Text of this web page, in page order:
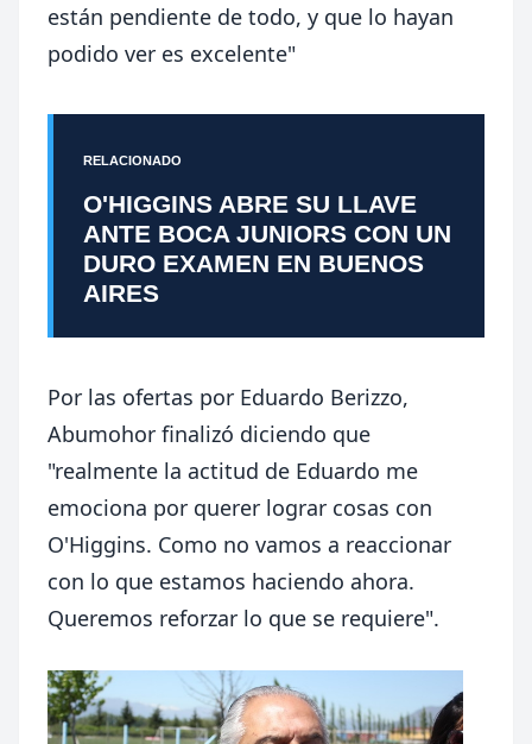
están pendiente de todo, y que lo hayan
podido ver es excelente"
RELACIONADO
O'HIGGINS ABRE SU LLAVE
ANTE BOCA JUNIORS CON UN
DURO EXAMEN EN BUENOS
AIRES
Por las ofertas por Eduardo Berizzo,
Abumohor finalizó diciendo que
"realmente la actitud de Eduardo me
emociona por querer lograr cosas con
O'Higgins. Como no vamos a reaccionar
con lo que estamos haciendo ahora.
Queremos reforzar lo que se requiere".